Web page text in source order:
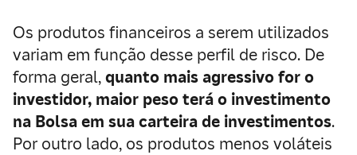
Os produtos financeiros a serem utilizados
variam em função desse perfil de risco. De
forma geral,quanto mais agressivo for o
investidor, maior peso terá o investimento
na Bolsa em sua carteira de investimentos.
Por outro lado, os produtos menos voláteis